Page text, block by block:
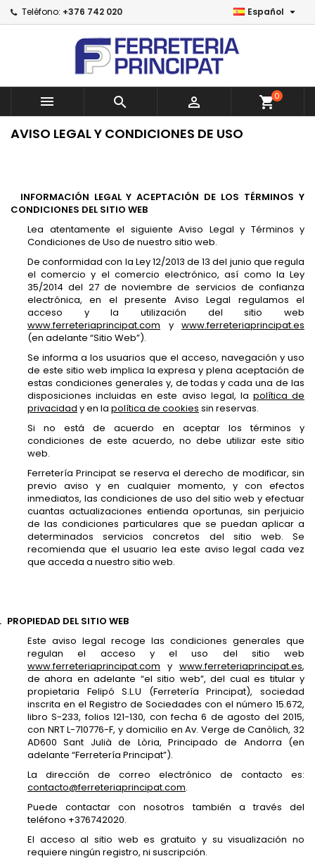
Teléfono: +376 742 020 Español 
   shopping_cart0
AVISO LEGAL Y CONDICIONES DE USO
INFORMACIÓN LEGAL Y ACEPTACIÓN DE LOS TÉRMINOS Y
CONDICIONES DEL SITIO WEB
Lea atentamente el siguiente Aviso Legal y Términos y
Condiciones de Uso de nuestro sitio web.
De conformidad con la Ley 12/2013 de 13 del junio que regula
el comercio y el comercio electrónico, así como la Ley
35/2014 del 27 de noviembre de servicios de confianza
electrónica, en el presente Aviso Legal regulamos el
acceso y la utilización del sitio web
www.ferreteriaprincipat.com y www.ferreteriaprincipat.es
(en adelante “Sitio Web”).
Se informa a los usuarios que el acceso, navegación y uso
de este sitio web implica la expresa y plena aceptación de
estas condiciones generales y, de todas y cada una de las
disposiciones incluidas en este aviso legal, la política de
privacidad y en la política de cookies sin reservas.
Si no está de acuerdo en aceptar los términos y
condiciones de este acuerdo, no debe utilizar este sitio
web.
Ferretería Principat se reserva el derecho de modificar, sin
previo aviso y en cualquier momento, y con efectos
inmediatos, las condiciones de uso del sitio web y efectuar
cuantas actualizaciones entienda oportunas, sin perjuicio
de las condiciones particulares que se puedan aplicar a
determinados servicios concretos del sitio web. Se
recomienda que el usuario lea este aviso legal cada vez
que acceda a nuestro sitio web.
PROPIEDAD DEL SITIO WEB
Este aviso legal recoge las condiciones generales que
regulan el acceso y el uso del sitio web
www.ferreteriaprincipat.com y www.ferreteriaprincipat.es,
de ahora en adelante “el sitio web”, del cual es titular y
propietaria Felipó S.L.U (Ferretería Principat), sociedad
inscrita en el Registro de Sociedades con el número 15.672,
libro S-233, folios 121-130, con fecha 6 de agosto del 2015,
con NRT L-710776-F, y domicilio en Av. Verge de Canòlich, 32
AD600 Sant Julià de Lòria, Principado de Andorra (en
adelante “Ferretería Principat”).
La dirección de correo electrónico de contacto es:
contacto@ferreteriaprincipat.com.
Puede contactar con nosotros también a través del
teléfono +376742020.
El acceso al sitio web es gratuito y su visualización no
requiere ningún registro, ni suscripción.
Añadir a la lista de deseos ×
Crear una lista nueva
((modalTitle)) ×
((confirmMessage))
((cancelText)) ((modalDeleteText))
Crear lista de deseos ×
Nombre de la lista de deseos
Cancelar Crear lista de deseos
Iniciar sesión ×
Debe iniciar sesión para guardar productos en su
lista de deseos.